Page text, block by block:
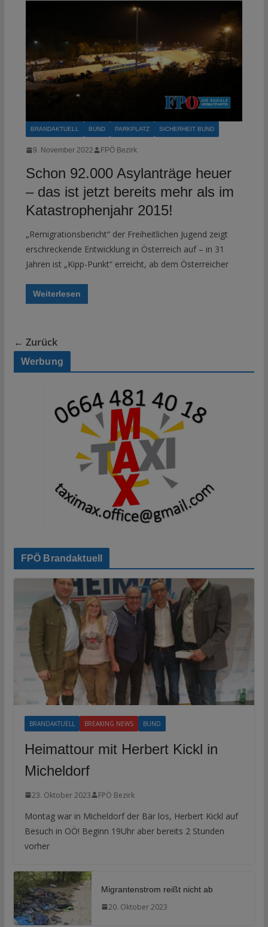
BRANDAKTUELL BUND PARKPLATZ SICHERHEIT BUND
9. November 2022 FPÖ Bezirk
Schon 92.000 Asylanträge heuer
– das ist jetzt bereits mehr als im
Katastrophenjahr 2015!
„Remigrationsbericht“ der Freiheitlichen Jugend zeigt
erschreckende Entwicklung in Österreich auf – in 31
Jahren ist „Kipp-Punkt“ erreicht, ab dem Österreicher
Weiterlesen
← Zurück
Werbung
FPÖ Brandaktuell
BRANDAKTUELL BREAKING NEWS BUND
Heimattour mit Herbert Kickl in
Micheldorf
23. Oktober 2023 FPÖ Bezirk
Montag war in Micheldorf der Bär los, Herbert Kickl auf
Besuch in OÖ! Beginn 19Uhr aber bereits 2 Stunden
vorher
Migrantenstrom reißt nicht ab
20. Oktober 2023